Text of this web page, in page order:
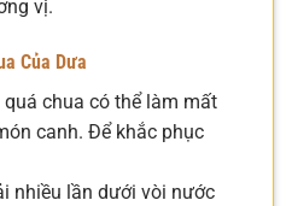
vị.
Của Dưa
chua có thể làm mất
canh. Để khắc phục
nhiều lần dưới vòi nước